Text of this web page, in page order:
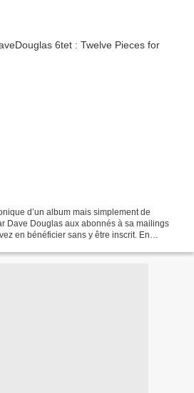
d’un album mais simplement de
Dave Douglas aux abonnés à sa mailings
en bénéficier sans y être inscrit. En